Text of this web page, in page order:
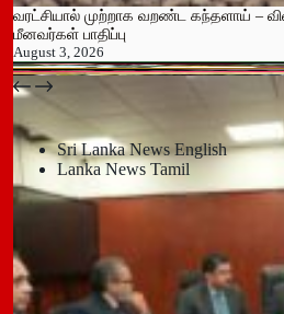
வரட்சியால் முற்றாக வறண்ட கந்தளாய் –
மீனவர்கள் பாதிப்பு
August 3, 2026
பதுளை மாநகர சபையின் NPP உறுப்பினர்
July 14, 2026
Sri Lanka News English
Lanka News Tamil